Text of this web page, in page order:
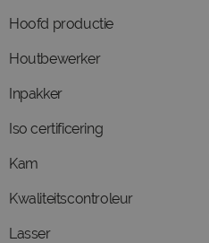
Hoofd productie
Houtbewerker
Inpakker
Iso certificering
Kam
Kwaliteitscontroleur
Lasser